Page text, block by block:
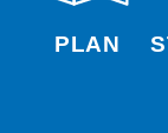
PLAN